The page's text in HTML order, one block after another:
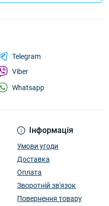
Інформація
Умови угоди
Доставка
Оплата
Зворотній зв'язок
Повернення товару
Telegram
Viber
Whatsapp